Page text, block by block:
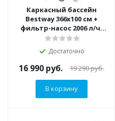
Каркасный бассейн
Bestway 366х100 см +
фильтр-насос 2006 л/ч,
лестница (56418 BW)
Достаточно
16 990 руб. 19 290руб.
В корзину